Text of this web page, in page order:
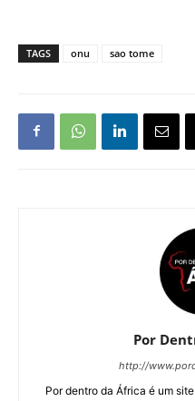
TAGS onu sao tome
Por
http://
Por dentro da África é um